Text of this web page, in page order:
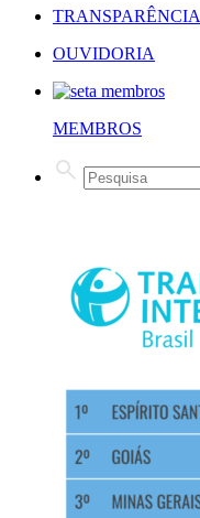
TRANSPARÊNCIA
OUVIDORIA
MEMBROS